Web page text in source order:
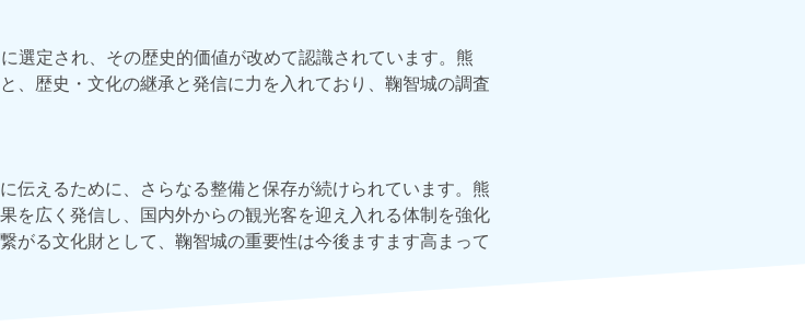
選定され、その歴史的価値が改めて認識されています。熊
、歴史・文化の継承と発信に力を入れており、鞠智城の調査
伝えるために、さらなる整備と保存が続けられています。熊
を広く発信し、国内外からの観光客を迎え入れる体制を強化
がる文化財として、鞠智城の重要性は今後ますます高まって